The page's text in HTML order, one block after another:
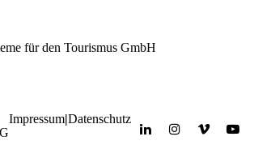
für den Tourismus GmbH
Impressum|Datenschutz